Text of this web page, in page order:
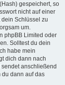
gespeichert, so
nicht auf einer
Schlüssel zu
um.
phpBB Limited oder
Solltest du dein
habe mein
dich dann nach
anschließend
du dann auf das